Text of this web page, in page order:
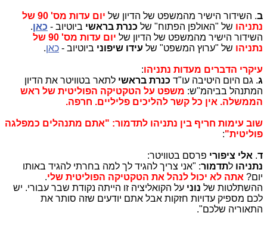
ב. השידור הישיר מהמשפט של הדיון של
יום עדות מס' 90 של
נתניהו של "האולפן הפתוח" של כנרת בראשי ביוטיוב - כאן.
השידור הישיר מהמשפט של הדיון של
יום עדות מס' 90 של
נתניהו של "ערוץ המשפט" של עידו שיפוני ביוטיוב - כאן.
עיקרי הדברים מעדות נתניהו:
ג. גם היום היטיבה עו"ד כנרת בראשי לתאר בטוויטר את הדיון
המתנהל בביהמ"ש: משפט על הטקטיקה הפוליטית של ראש
הממשלה. אין כל קשר להליכים פליליים. חרפה.
שוב עימות חריף בין נתניהו לתדמור: "אתם מתנהלים כמפלגה
פוליטית":
ד. אלי ציפורי פרסם בטוויטר:
נתניהו לתדמור: "אני צריך להגיד לך למה בחרתי להגיד באותו
יום? אתה לא יכול לנהל את הטקטיקה הפוליטית שלי.
ההשתלטות של נוני על הקואליציה זו הייתה נקודת שבר עבורי. יש
לכם מספיק עדויות חזקות אבל אתם יודעים שזה סותר את
התאוריה שלכם".